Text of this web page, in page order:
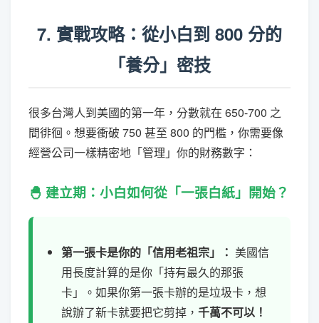
7. 實戰攻略：從小白到 800 分的
「養分」密技
很多台灣人到美國的第一年，分數就在 650-700 之
間徘徊。想要衝破 750 甚至 800 的門檻，你需要像
經營公司一樣精密地「管理」你的財務數字：
🐣 建立期：小白如何從「一張白紙」開始？
第一張卡是你的「信用老祖宗」： 美國信
用長度計算的是你「持有最久的那張
卡」。如果你第一張卡辦的是垃圾卡，想
說辦了新卡就要把它剪掉， 千萬不可以！